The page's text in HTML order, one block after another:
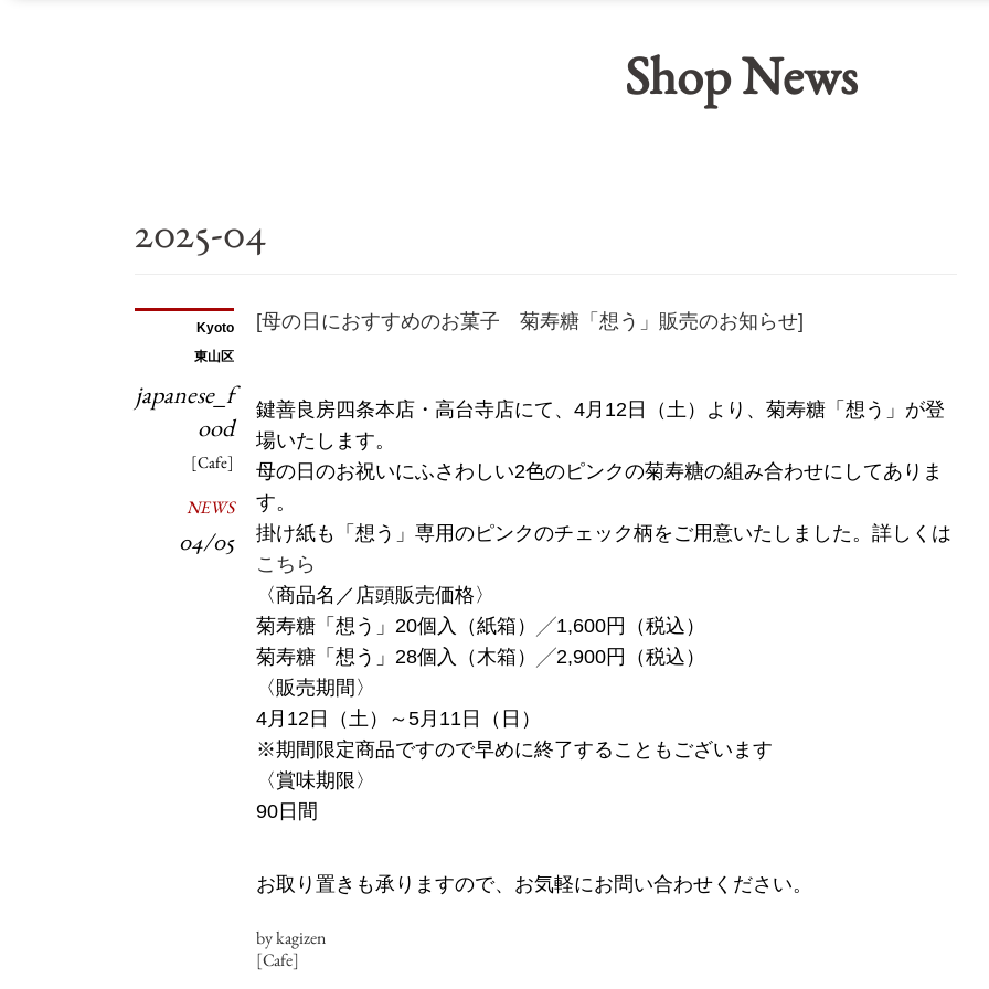
Shop News
2025-04
Kyoto
東山区
japanese_f
ood
[Cafe]
NEWS
04/05
[母の日におすすめのお菓子 菊寿糖「想う」販売のお知らせ]
鍵善良房四条本店・高台寺店にて、4月12日（土）より、菊寿糖「想う」が登
場いたします。
母の日のお祝いにふさわしい2色のピンクの菊寿糖の組み合わせにしてありま
す。
掛け紙も「想う」専用のピンクのチェック柄をご用意いたしました。詳しくは
こちら
〈商品名／店頭販売価格〉
菊寿糖「想う」20個入（紙箱）╱1,600円（税込）
菊寿糖「想う」28個入（木箱）╱2,900円（税込）
〈販売期間〉
4月12日（土）～5月11日（日）
※期間限定商品ですので早めに終了することもございます
〈賞味期限〉
90日間
お取り置きも承りますので、お気軽にお問い合わせください。
by kagizen
[Cafe]